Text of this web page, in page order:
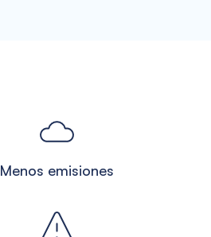
Menos emisiones